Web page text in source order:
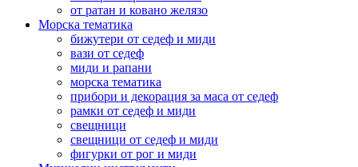
от ратан и ковано желязо
Морска тематика
бижутери от седеф и миди
вази от седеф
миди и рапани
морска тематика
прибори и декорация за маса от седеф
рамки от седеф и миди
свещници
свещници от седеф и миди
фигурки от рог и миди